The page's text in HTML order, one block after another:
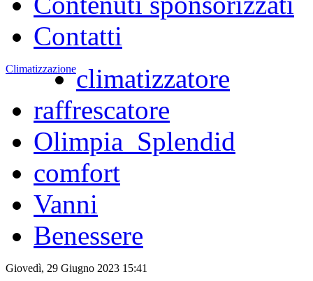
Contatti
Climatizzazioneclimatizzatore
raffrescatore
Olimpia_Splendid
comfort
Vanni
Benessere
Giovedì, 29 Giugno 2023 15:41